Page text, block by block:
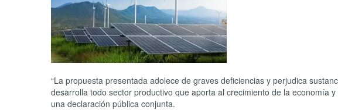
“La propuesta presentada adolece de graves deficiencias y perjudica
desarrolla todo sector productivo que aporta al crecimiento de la economía
una declaración pública conjunta.